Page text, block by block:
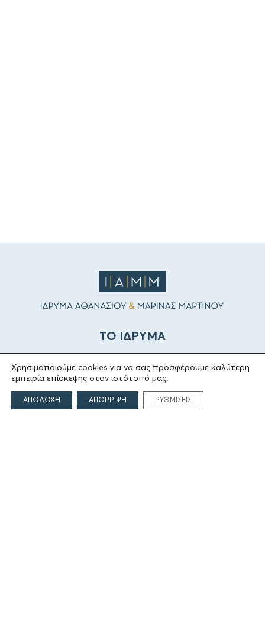
ΤΟ ΙΔΡΥΜΑ
Ιδρυτές
Οι Άνθρωποι του Ιδρύματος
ΑΙΓΕΑΣ ΑΜΚΕ
Χρησιμοποιούμε cookies για να σας προσφέρουμε καλύτερη
εμπειρία επίσκεψης στον ιστότοπό μας.
ΑΠΟΔΟΧΗ ΑΠΟΡΡΙΨΗ ΡΥΘΜΙΣΕΙΣ